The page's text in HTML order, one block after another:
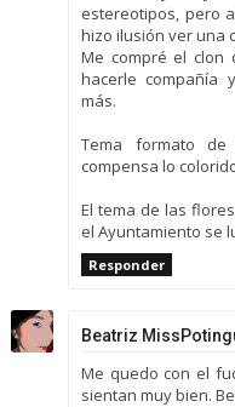
estereotipos, pero
hizo ilusión ver una
Me compré el clon
hacerle compañía
más.
Tema formato
compensa lo
El tema de las
el Ayuntamiento se
Responder
Beatriz
Me quedo con el
sientan muy bien.